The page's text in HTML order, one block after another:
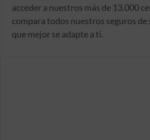
acceder a nuestros más de 13.000
compara todos nuestros seguros de
que mejor se adapte a ti.